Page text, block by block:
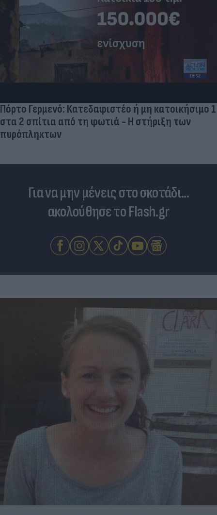
Πρωτοφανές σκάνδαλο - Aθλήτριες
«φουσκώνουν» τον στηθόδεσμό τους για να
Για να μην μένεις στο σκοτάδι...
ακολούθησε το Flash.gr